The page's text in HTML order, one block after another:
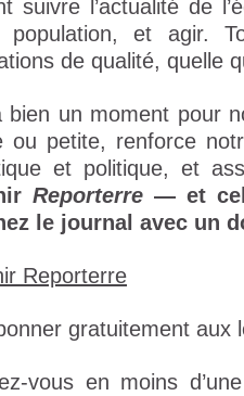
suivre l’actualité de
et agir.
de qualité, quelle
bien un moment pour
ou petite, renforce
et politique, et
Reporterre — et
le journal avec un
Reporterre
gratuitement aux
vous en moins